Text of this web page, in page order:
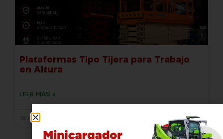
Plataformas Tipo Tijera para Trabajo
en Altura
LEER MÁS »
18 mayo, 2026